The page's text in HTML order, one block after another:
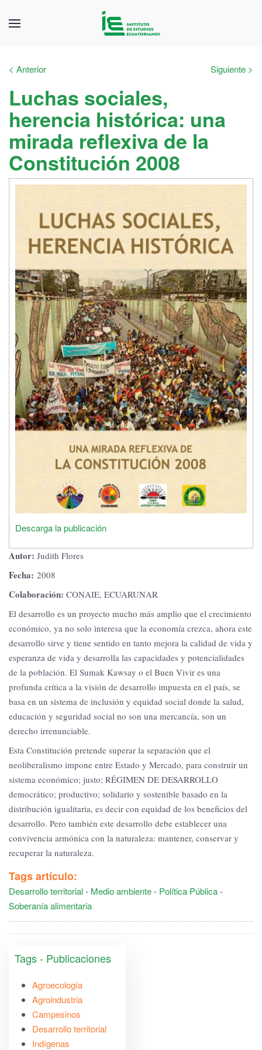
< Anterior Siguiente >
Luchas sociales,
herencia histórica: una
mirada reflexiva de la
Constitución 2008
Descarga la publicación
Autor: Judith Flores
Fecha: 2008
Colaboración: CONAIE, ECUARUNAR
El desarrollo es un proyecto mucho más amplio que el crecimiento
económico, ya no solo interesa que la economía crezca, ahora este
desarrollo sirve y tiene sentido en tanto mejora la calidad de vida y
esperanza de vida y desarrolla las capacidades y potencialidades
de la población. El Sumak Kawsay o el Buen Vivir es una
profunda crítica a la visión de desarrollo impuesta en el país, se
basa en un sistema de inclusión y equidad social donde la salud,
educación y seguridad social no son una mercancía, son un
derecho irrenunciable.
Esta Constitución pretende superar la separación que el
neoliberalismo impone entre Estado y Mercado, para construir un
sistema económico; justo; RÉGIMEN DE DESARROLLO
democrático; productivo; solidario y sostenible basado en la
distribución igualitaria, es decir con equidad de los beneficios del
desarrollo. Pero también este desarrollo debe establecer una
convivencia armónica con la naturaleza: mantener, conservar y
recuperar la naturaleza.
Tags artículo:
Desarrollo territorial- Medio ambiente- Política Pública-
Soberanía alimentaria
Tags - Publicaciones
Agroecología
Agroindustria
Campesinos
Desarrollo territorial
Indígenas